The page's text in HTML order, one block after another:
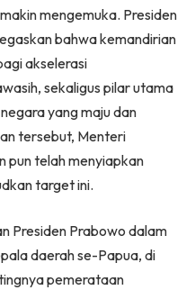
mengemuka. Presiden
bahwa kemandirian
akselerasi
sekaligus pilar utama
yang maju dan
tersebut, Menteri
pun telah menyiapkan
target ini.
Presiden Prabowo dalam
daerah se-Papua, di
pemerataan